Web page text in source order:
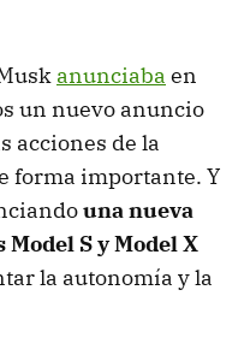
anunciaba en
un nuevo anuncio
acciones de la
forma importante. Y
una nueva
S y Model X
la autonomía y la